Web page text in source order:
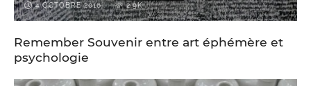
4 OCTOBRE 2016 2.9K
Remember Souvenir entre art éphémère et
psychologie